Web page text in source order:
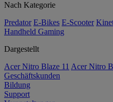
Nach Kategorie
Predator E-Bikes E-Scooter
Handheld Gaming
Dargestellt
Acer Nitro Blaze 11 Acer Nitro
Geschäftskunden
Bildung
Support